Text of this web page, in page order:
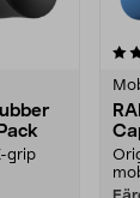
grip